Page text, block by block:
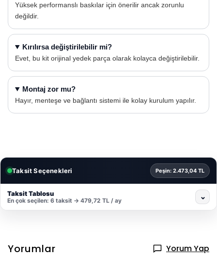
Yüksek performanslı baskılar için önerilir ancak zorunlu
değildir.
Kırılırsa değiştirilebilir mi?
Evet, bu kit orijinal yedek parça olarak kolayca değiştirilebilir.
Montaj zor mu?
Hayır, menteşe ve bağlantı sistemi ile kolay kurulum yapılır.
Taksit Seçenekleri Peşin: 2.473,04 TL
Taksit Tablosu
En çok seçilen: 6 taksit → 479,72 TL / ay ⌄
Yorumlar Yorum Yap